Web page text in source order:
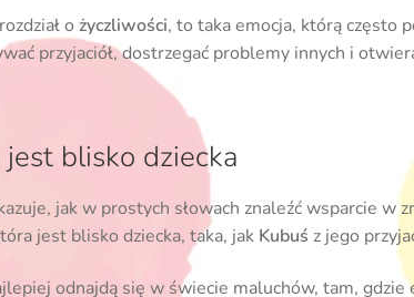
o życzliwości, to taka emocja, którą często
przyjaciół, dostrzegać problemy innych i
blisko dziecka
jak w prostych słowach znaleźć wsparcie w
jest blisko dziecka, taka, jak Kubuś z jego
odnajdą się w świecie maluchów, tam, gdzie